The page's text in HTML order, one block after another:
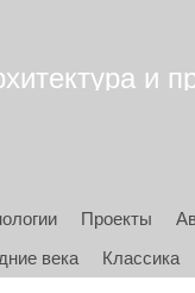
и
Проекты
века Классика